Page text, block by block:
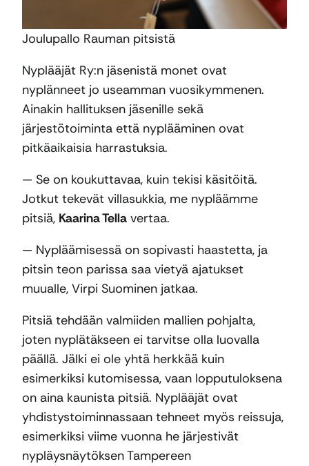
Joulupallo Rauman pitsistä
Nyplääjät Ry:n jäsenistä monet ovat
nyplänneet jo useamman vuosikymmenen.
Ainakin hallituksen jäsenille sekä
järjestötoiminta että nyplääminen ovat
pitkäaikaisia harrastuksia.
— Se on koukuttavaa, kuin tekisi käsitöitä.
Jotkut tekevät villasukkia, me nypläämme
pitsiä, Kaarina Tella vertaa.
— Nypläämisessä on sopivasti haastetta, ja
pitsin teon parissa saa vietyä ajatukset
muualle, Virpi Suominen jatkaa.
Pitsiä tehdään valmiiden mallien pohjalta,
joten nyplätäkseen ei tarvitse olla luovalla
päällä. Jälki ei ole yhtä herkkää kuin
esimerkiksi kutomisessa, vaan lopputuloksena
on aina kaunista pitsiä. Nyplääjät ovat
yhdistystoiminnassaan tehneet myös reissuja,
esimerkiksi viime vuonna he järjestivät
nypläysnäytöksen Tampereen